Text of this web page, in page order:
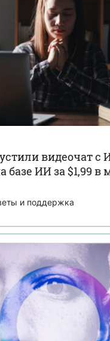
видеочат с
базе ИИ за $1,99 в
и поддержка